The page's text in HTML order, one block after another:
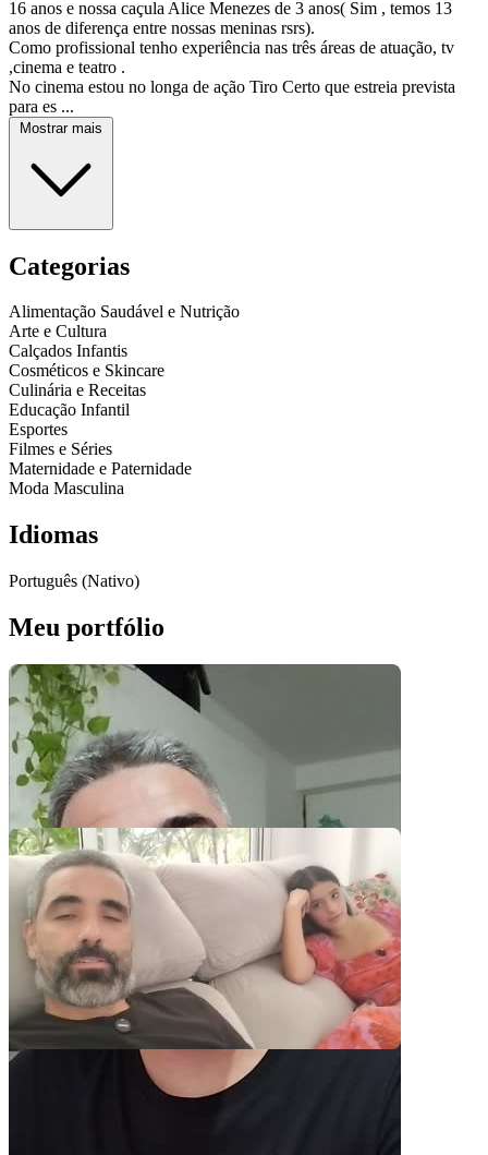
16 anos e nossa caçula Alice Menezes de 3 anos( Sim , temos 13
anos de diferença entre nossas meninas rsrs).
Como profissional tenho experiência nas três áreas de atuação, tv
,cinema e teatro .
No cinema estou no longa de ação Tiro Certo que estreia prevista
para es ...
Mostrar mais
Categorias
Alimentação Saudável e Nutrição
Arte e Cultura
Calçados Infantis
Cosméticos e Skincare
Culinária e Receitas
Educação Infantil
Esportes
Filmes e Séries
Maternidade e Paternidade
Moda Masculina
Idiomas
Português (Nativo)
Meu portfólio
Pacotes UGC
Você recebe o arquivo para usar em qualquer canal.